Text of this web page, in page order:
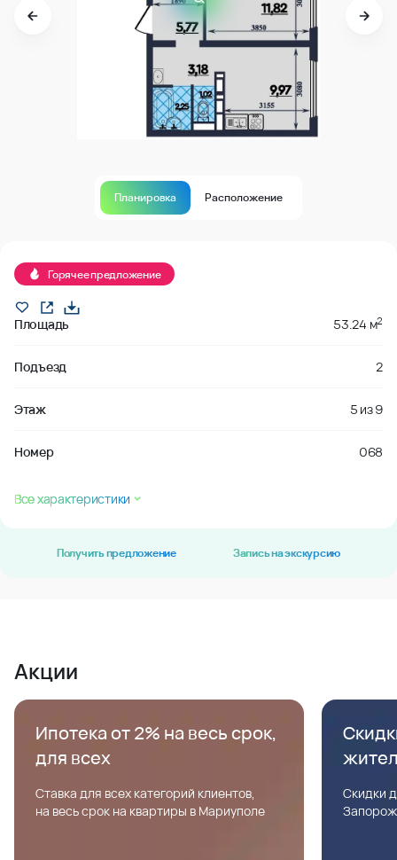
Планировка Расположение
Горячее предложение
Площадь 53.24 м2
Подъезд 2
Этаж 5 из9
Номер 068
Все характеристики
Получить предложение Запись на экскурсию
Акции
Ипотека от 2% на весь срок,
для всех
Ставка для всех категорий клиентов,
на весь срок на квартиры в Мариуполе
Скидки